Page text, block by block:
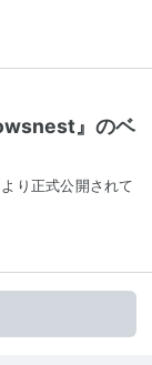
』のベ
り正式公開されて